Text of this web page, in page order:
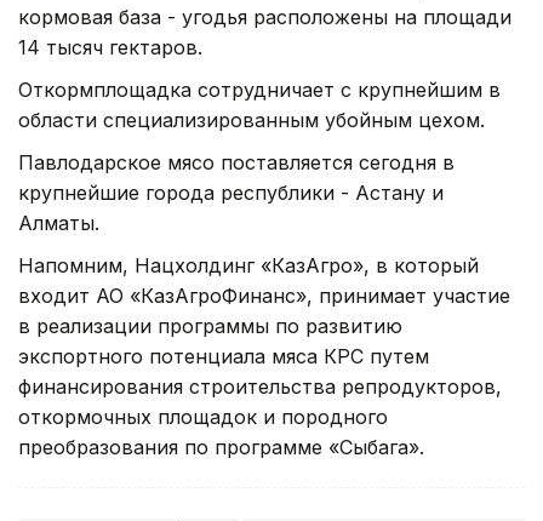
кормовая база - угодья расположены на площади
14 тысяч гектаров.
Откормплощадка сотрудничает с крупнейшим в
области специализированным убойным цехом.
Павлодарское мясо поставляется сегодня в
крупнейшие города республики - Астану и
Алматы.
Напомним, Нацхолдинг «КазАгро», в который
входит АО «КазАгроФинанс», принимает участие
в реализации программы по развитию
экспортного потенциала мяса КРС путем
финансирования строительства репродукторов,
откормочных площадок и породного
преобразования по программе «Сыбага».